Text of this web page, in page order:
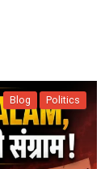
Blog Politics